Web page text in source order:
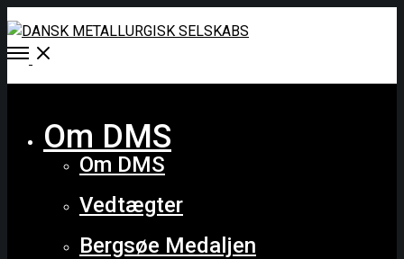
Open
Om DMS
Om DMS
Vedtægter
Bergsøe Medaljen